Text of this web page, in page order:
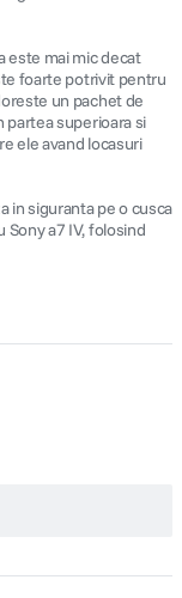
este mai mic decat
foarte potrivit pentru
un pachet de
partea superioara si
ele avand locasuri
in siguranta pe o cusca
Sony a7 IV, folosind